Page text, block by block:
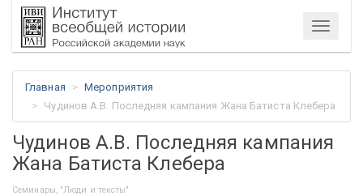
Меню
Главная
Мероприятия
Чудинов А.В. Последняя кампания Жана Батиста Клебера
Чудинов А.В. Последняя кампания
Жана Батиста Клебера
Семинары, "Люди и тексты"